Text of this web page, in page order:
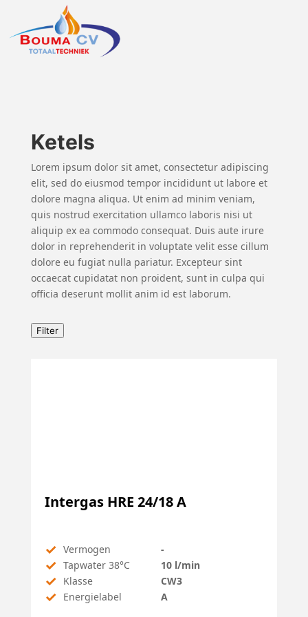
Ketels
Lorem ipsum dolor sit amet, consectetur adipiscing
elit, sed do eiusmod tempor incididunt ut labore et
dolore magna aliqua. Ut enim ad minim veniam,
quis nostrud exercitation ullamco laboris nisi ut
aliquip ex ea commodo consequat. Duis aute irure
dolor in reprehenderit in voluptate velit esse cillum
dolore eu fugiat nulla pariatur. Excepteur sint
occaecat cupidatat non proident, sunt in culpa qui
officia deserunt mollit anim id est laborum.
Filter
Intergas HRE 24/18 A
✓
✓
✓
✓
Vermogen
Tapwater 38°C
Klasse
Energielabel
-
10 l/min
CW3
A